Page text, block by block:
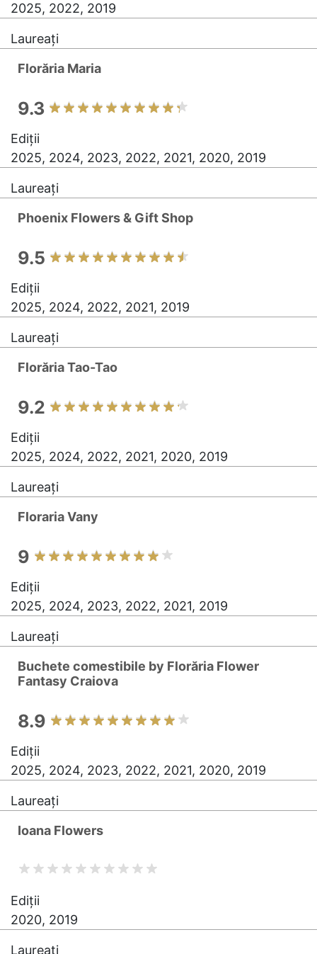
2025, 2022, 2019
Laureați
Florăria Maria
9.3
Ediții
2025, 2024, 2023, 2022, 2021, 2020, 2019
Laureați
Phoenix Flowers & Gift Shop
9.5
Ediții
2025, 2024, 2022, 2021, 2019
Laureați
Florăria Tao-Tao
9.2
Ediții
2025, 2024, 2022, 2021, 2020, 2019
Laureați
Floraria Vany
9
Ediții
2025, 2024, 2023, 2022, 2021, 2019
Laureați
Buchete comestibile by Florăria Flower
Fantasy Craiova
8.9
Ediții
2025, 2024, 2023, 2022, 2021, 2020, 2019
Laureați
Ioana Flowers
Ediții
2020, 2019
Laureați